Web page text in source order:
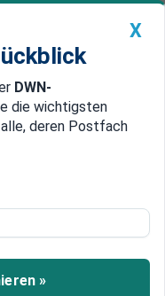
Premium
China
Jahre hinweg
X
DWN-
die wichtigsten
deren Postfach
»